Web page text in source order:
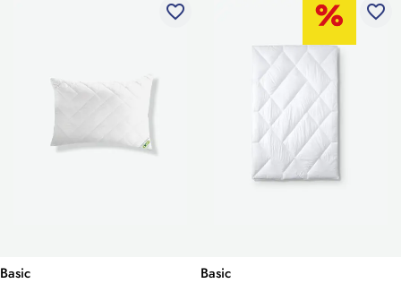
favorite_border
Basic
favorite_border
Basic